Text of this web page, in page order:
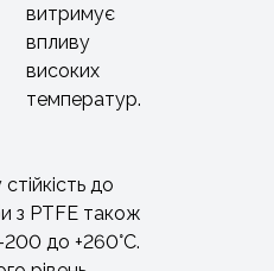
витримує
впливу
високих
температур.
до
з PTFE також
до +260°C.